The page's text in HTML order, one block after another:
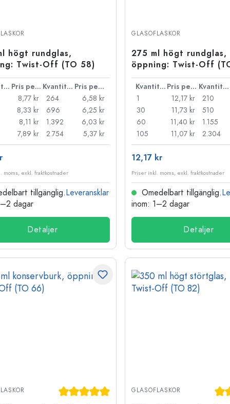
högt rundglas,
Twist-Off (TO 58)
Kvantitet Pris per styck Kvantitet
Pris per styck
8,77 kr
8,33 kr
8,11 kr
7,89 kr
264
6,58 kr
696
6,25 kr
1.392
6,03 kr
2.754
5,37 kr
moms, exkl. fraktkostnader
tillgänglig.Leveransklar
dagar
Detaljer
GLASOFLASKOR
275 ml högt rundglas,
öppning: Twist-Off
Kvantitet Pris per styck
Kvantitet
1
12,17 kr
30
11,73 kr
60
11,40 kr
105
11,07 kr
210
510
1.155
2.304
12,17 kr
Priser inkl. moms, exkl. fraktkostnader
Omedelbart tillgänglig.
inom: 1–2 dagar
Detaljer
Genomsnittligt betyg på 5 av 5 stjärnor
GLASOFLASKOR